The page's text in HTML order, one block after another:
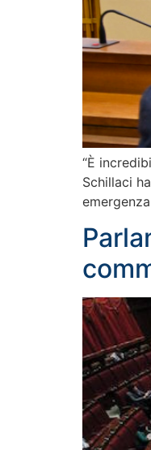
“È
Schillaci